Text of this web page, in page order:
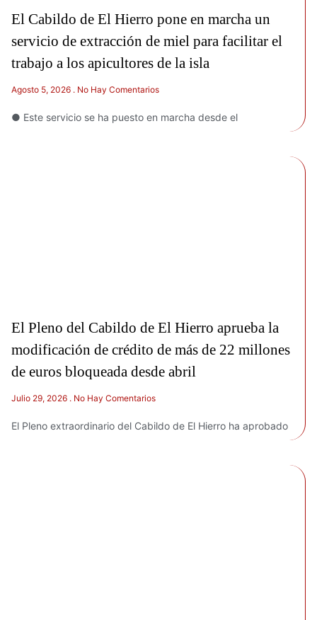
El Cabildo de El Hierro pone en marcha un
servicio de extracción de miel para facilitar el
trabajo a los apicultores de la isla
Agosto 5, 2026 No Hay Comentarios
● Este servicio se ha puesto en marcha desde el
El Pleno del Cabildo de El Hierro aprueba la
modificación de crédito de más de 22 millones
de euros bloqueada desde abril
Julio 29, 2026 No Hay Comentarios
El Pleno extraordinario del Cabildo de El Hierro ha aprobado